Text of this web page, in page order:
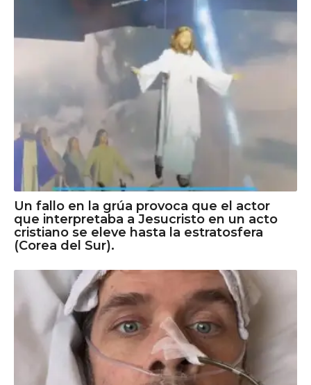
Un fallo en la grúa provoca que el actor
que interpretaba a Jesucristo en un acto
cristiano se eleve hasta la estratosfera
(Corea del Sur).